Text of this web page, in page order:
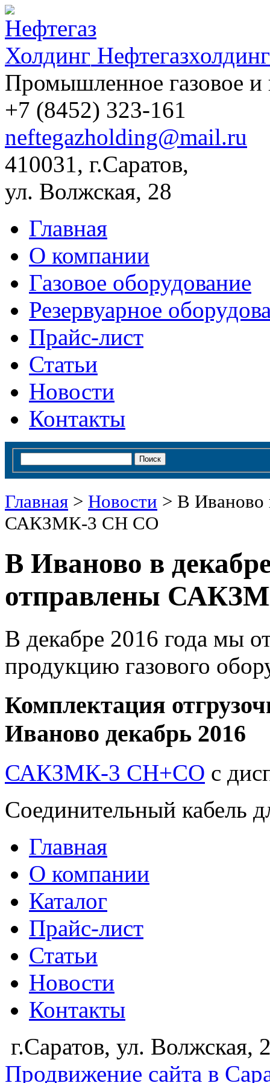
Нефтегазхолдинг
Промышленное газовое и
+7 (8452) 323-161
neftegazholding@mail.ru
410031, г.Саратов,
ул. Волжская, 28
Главная
О компании
Газовое оборудование
Резервуарное
Прайс-лист
Статьи
Новости
Контакты
Главная > Новости > В Иваново
САКЗМК-3 СН СО
В Иваново в
отправлены
В декабре 2016 года мы
продукцию газового
Комплектация
Иваново декабрь 2016
САКЗМК-3 СН+СО с
Соединительный кабель
Главная
О компании
Каталог
Прайс-лист
Статьи
Новости
Контакты
г.Саратов, ул.
Продвижение сайта в